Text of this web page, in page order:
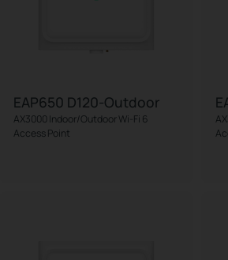
EAP650 D120-Outdoor
AX3000 Indoor/Outdoor Wi-Fi 6
Access Point